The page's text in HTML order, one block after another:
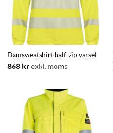
Damsweatshirt half-zip varsel
868 krexkl. moms